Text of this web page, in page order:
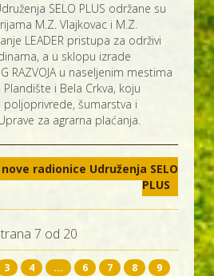
SELO PLUS održane su
M.Z. Vlajkovac i M.Z.
LEADER pristupa za održivi
a u sklopu izrade
RAZVOJA u naseljenim mestima
i Bela Crkva, koju
šumarstva i
za agrarna plaćanja.
radionice Udruženja SELO
PLUS
7 od 20
3 4 ... 6 7 8
9